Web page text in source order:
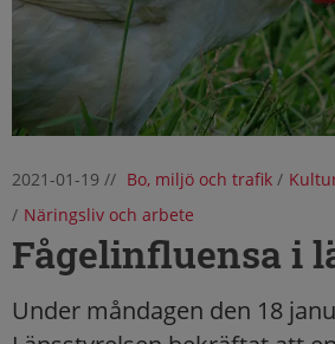
2021-01-19 // Bo, miljö och trafik/
/ Näringsliv och arbete
Fågelinfluensa i
Under måndagen den 18